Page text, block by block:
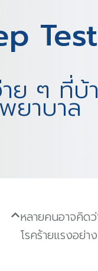
ย ๆ ที่บ้
ยาบาล
หลายคนอาจคิดว่
โรคร้ายแรงอย่าง